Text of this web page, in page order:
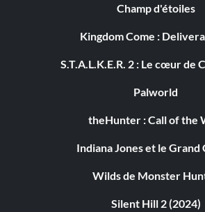
Champ d'étoiles
Kingdom Come :
S.T.A.L.K.E.R. 2 : Le cœur de
Palworld
theHunter : Call of the
Indiana Jones et le Grand
Wilds de Monster
Silent Hill 2 (2024)